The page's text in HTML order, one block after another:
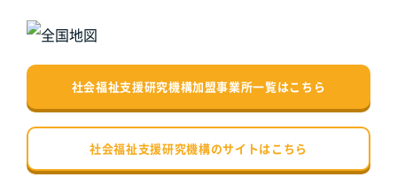
社会福祉支援研究機構加盟事業所一覧はこちら
社会福祉支援研究機構のサイトはこちら